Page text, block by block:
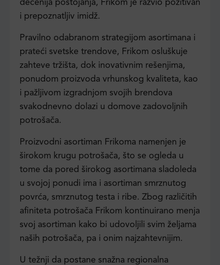
decenija postojanja, Frikom je razvio pozitivan
i prepoznatljiv imidž.
Pravilno odabranom strategijom asortimana i
prateći svetske trendove, Frikom osluškuje
zahteve tržišta, dok inovativnim rešenjima,
ponudom proizvoda vrhunskog kvaliteta, kao
i pažljivom izgradnjom svojih brendova
svakodnevno dolazi u domove zadovoljnih
potrošača.
Proizvodni asortiman Frikoma namenjen je
širokom krugu potrošača, što se ogleda u
tome da pored širokog asortimana sladoleda
u svojoj ponudi ima i asortiman smrznutog
povrća, smrznutog testa i ribe. Zbog različitih
afiniteta potrošača Frikom kontinuirano menja
svoj asortiman kako bi udovoljili svim željama
naših potrošača, pa i onim najzahtevnijim.
U težnji da postane snažna regionalna